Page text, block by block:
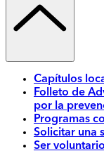
Capítulos
Folleto de
por la
Programas
Solicitar una
Ser